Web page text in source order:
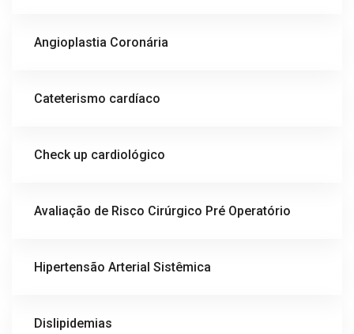
Angioplastia Coronária
Cateterismo cardíaco
Check up cardiológico
Avaliação de Risco Cirúrgico Pré Operatório
Hipertensão Arterial Sistêmica
Dislipidemias